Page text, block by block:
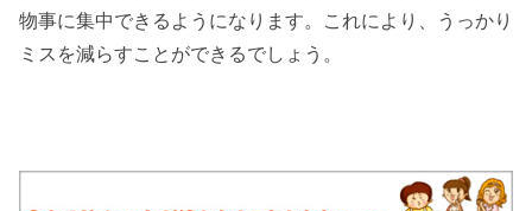
物事に集中できるようになります。これにより、うっかり
ミスを減らすことができるでしょう。